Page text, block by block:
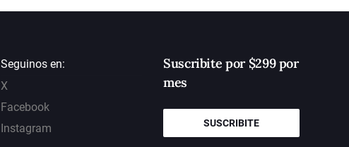
Seguinos en:
X
Facebook
Instagram
Suscribite por $299 por
mes
SUSCRIBITE